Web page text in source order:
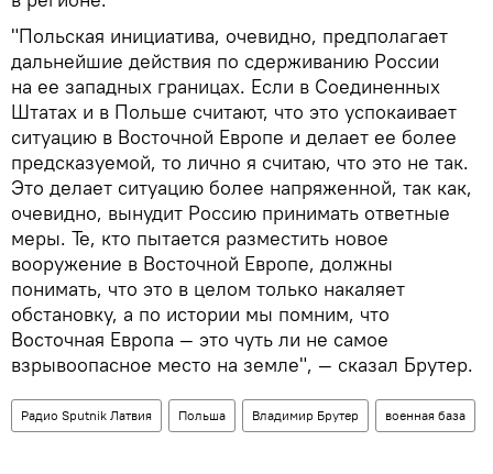
"Польская инициатива, очевидно, предполагает
дальнейшие действия по сдерживанию России
на ее западных границах. Если в Соединенных
Штатах и в Польше считают, что это успокаивает
ситуацию в Восточной Европе и делает ее более
предсказуемой, то лично я считаю, что это не так.
Это делает ситуацию более напряженной, так как,
очевидно, вынудит Россию принимать ответные
меры. Те, кто пытается разместить новое
вооружение в Восточной Европе, должны
понимать, что это в целом только накаляет
обстановку, а по истории мы помним, что
Восточная Европа — это чуть ли не самое
взрывоопасное место на земле", — сказал Брутер.
Радио Sputnik Латвия Польша Владимир Брутер военная база